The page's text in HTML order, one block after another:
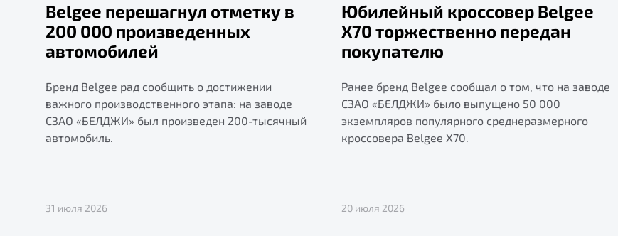
Belgee перешагнул отметку в
200 000 произведенных
автомобилей
Бренд Belgee рад сообщить о достижении
важного производственного этапа: на заводе
СЗАО «БЕЛДЖИ» был произведен 200-тысячный
автомобиль.
31 июля 2026
Юбилейный кроссовер Belgee
X70 торжественно передан
покупателю
Ранее бренд Belgee сообщал о том, что на заводе
СЗАО «БЕЛДЖИ» было выпущено 50 000
экземпляров популярного среднеразмерного
кроссовера Belgee X70.
20 июля 2026